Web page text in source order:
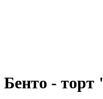
Бенто -